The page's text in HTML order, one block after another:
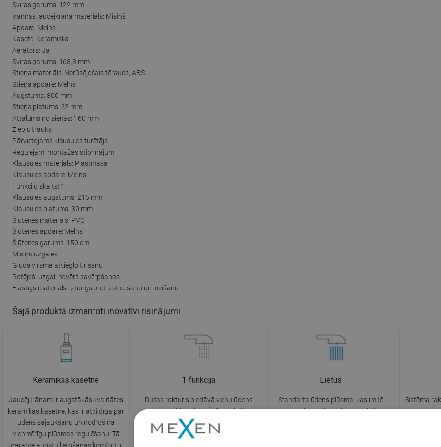
Sviras garums: 122 mm
Vannas jaucējkrāna materiāls: Misiņš
Apdare: Melns
Kasete: Keramiska
Aerators: Jā
Sviras garums: 168,3 mm
Stieņa materiāls: Nerūsējošais tērauds, ABS
Stieņa apdare: Melns
Augstums: 800 mm
Stieņa platums: 22 mm
Attālums no sienas: 160 mm
Ziepju trauks
Pārvietojams klausules turētājs
Regulējami montāžas stiprinājumi
Klausules materiāls: Plastmasa
Klausules apdare: Melns
Funkciju skaits: 1
Klausules augstums: 215 mm
Klausules platums: 30 mm
Šļūtenes materiāls: PVC
Šļūtenes apdare: Melns
Šļūtenes garums: 150 cm
Misiņa uzgales
Gluda virsma atvieglo tīrīšanu
Rotējoši uzgali novērš savērpšanos
Elastīgs materiāls, izturīgs pret izstiepšanu un locīšanu
Šajā produktā izmantoti inovatīvi risinājumi
Keramikas kasetne
Jaucējkrānam ir augstākās kvalitātes
keramikas kasetne, kas ir atbildīga par
ūdens sajaukšanu un nodrošina
vienmērīgu plūsmas regulēšanu. Tā
garantē augstu lietošanas komfortu
1-funkcija
Dušas rokturis piedāvā vienu ūdens
plūsmas veidu – lietu. Šī funkcija imitē
dabisku lietu, kas vienmērīgi plūst pār
ķermeni. Tā nodrošina maigu un
Lietus
Standarta ūdens plūsma, kas imitē
dabisku lietu. Pilieni vienmērīgi plūst
Sistēma
atvieglo